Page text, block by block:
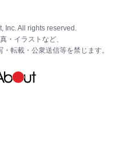
Inc. All rights reserved.
・イラストなど、
転載・公衆送信等を禁じます。